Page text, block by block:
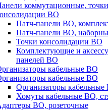
коммутационные, точки
ВО
Патч-панели ВО,
Патч-панели ВО,
Точки консолидации ВО
Комплектующие и
панелей ВО
кабельные ВО
кабельные ВО
Организаторы
Хомуты кабельные ВО,
ВО, розеточные